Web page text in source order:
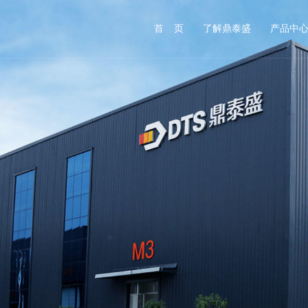
首 页 了解鼎泰盛 产品中心